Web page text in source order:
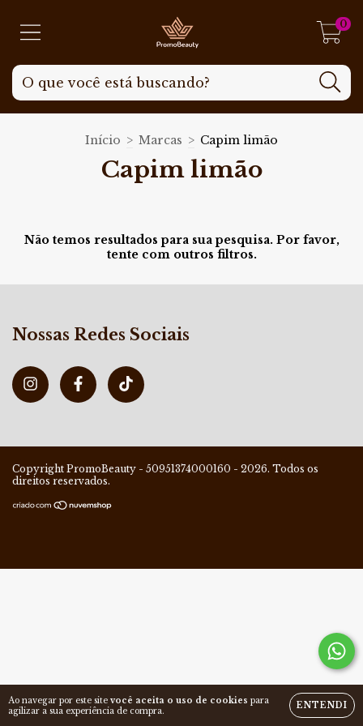
0
Ao navegar por este site você aceita o uso de cookies para
agilizar a sua experiência de compra.
ENTENDI
Início > Marcas > Capim limão
Capim limão
Não temos resultados para sua pesquisa. Por favor,
tente com outros filtros.
Nossas Redes Sociais
Copyright PromoBeauty - 50951374000160 - 2026. Todos os
direitos reservados.